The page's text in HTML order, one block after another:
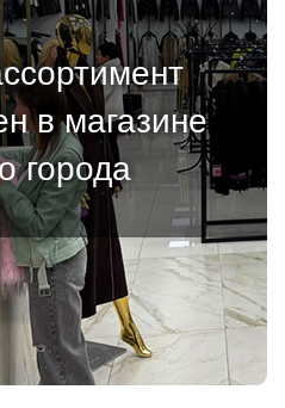
в магазине
города